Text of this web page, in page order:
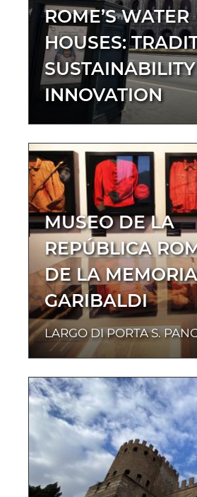
ROME’S WATER
HOUSES:
INNOVATION
MUSEO DE LA
REPÚBLICA
DE LA
GARIBALDI
LARGO DI PORTA S.